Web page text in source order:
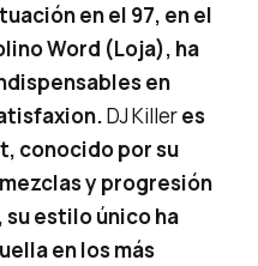
en el 97, en el
Word (Loja), ha
en
DJ Killeres
conocido por su
y progresión
su estilo único ha
en los más